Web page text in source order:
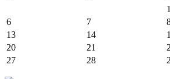
1
6
7
13
14
20
21
27
28